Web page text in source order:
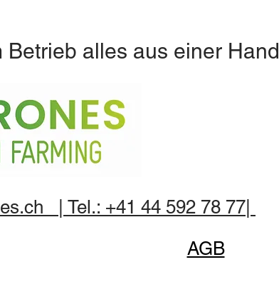
alles aus einer Hand
| Tel.: +41 44 592 78 77|
AGB